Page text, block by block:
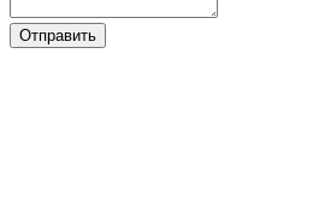
Отправить